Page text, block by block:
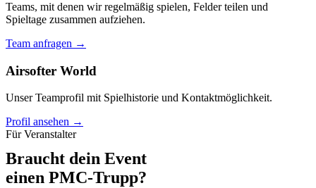
Teams, mit denen wir regelmäßig spielen, Felder teilen und
Spieltage zusammen aufziehen.
Team anfragen →
Airsofter World
Unser Teamprofil mit Spielhistorie und Kontaktmöglichkeit.
Profil ansehen →
Für Veranstalter
Braucht dein Event
einen PMC-Trupp?